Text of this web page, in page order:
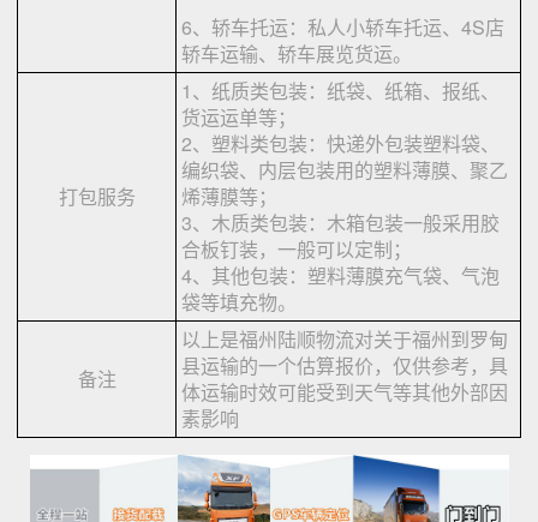
6、轿车托运：私人小轿车托运、4S店
轿车运输、轿车展览货运。
打包服务
1、纸质类包装：纸袋、纸箱、报纸、
货运运单等；
2、塑料类包装：快递外包装塑料袋、
编织袋、内层包装用的塑料薄膜、聚乙
烯薄膜等；
3、木质类包装：木箱包装一般采用胶
合板钉装，一般可以定制；
4、其他包装：塑料薄膜充气袋、气泡
袋等填充物。
备注
以上是福州陆顺物流对关于福州到罗甸
县运输的一个估算报价，仅供参考，具
体运输时效可能受到天气等其他外部因
素影响